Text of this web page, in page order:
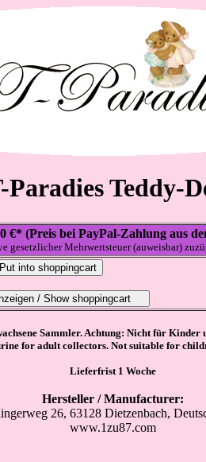
Paradies Teddy-
€* (Preis bei PayPal-Zahlung aus
gesetzlicher Mehrwertsteuer (auweisbar)
Sammler. Achtung: Nicht für Kinder
for adult collectors. Not suitable for
Lieferfrist 1 Woche
Hersteller / Manufacturer:
26, 63128 Dietzenbach,
www.1zu87.com